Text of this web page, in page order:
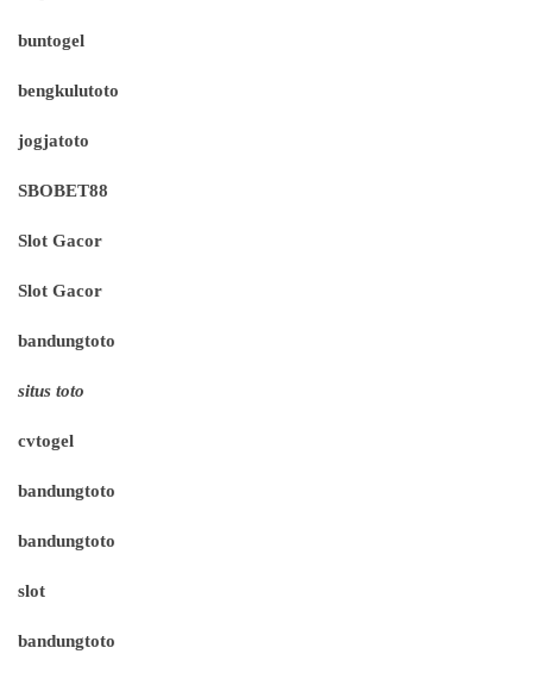
buntogel
bengkulutoto
jogjatoto
SBOBET88
Slot Gacor
Slot Gacor
bandungtoto
situs toto
cvtogel
bandungtoto
bandungtoto
slot
bandungtoto